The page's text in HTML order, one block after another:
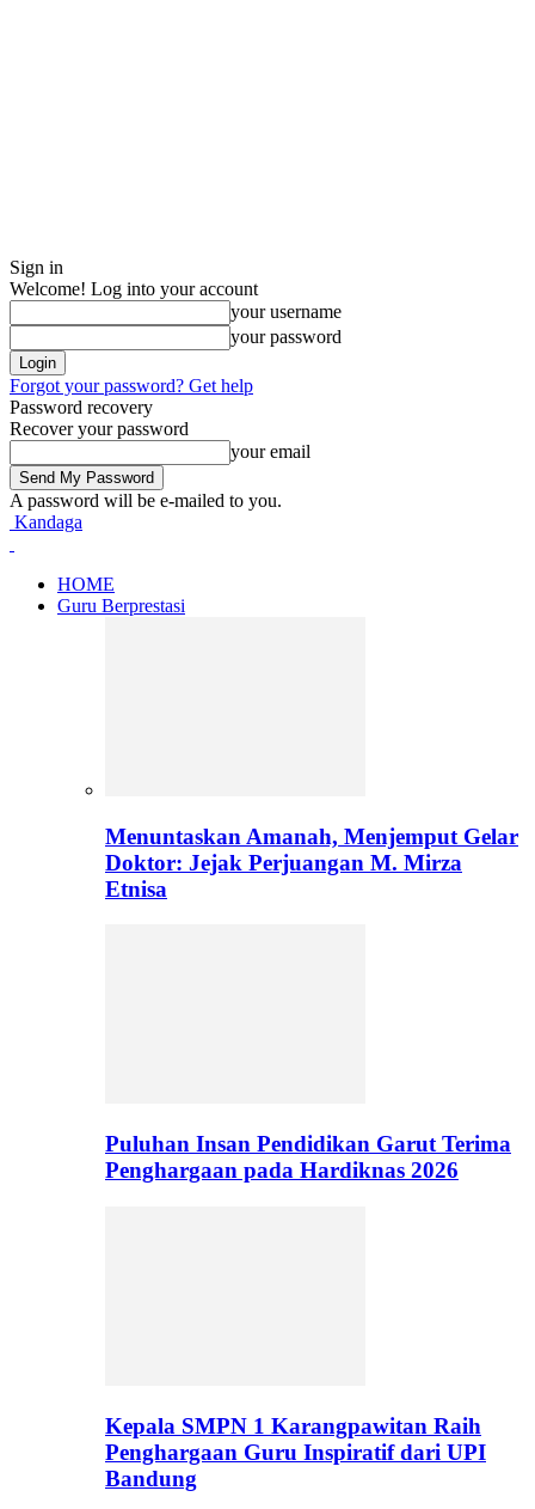
Sign in
Welcome! Log into your account
your username
your password
Forgot your password? Get help
Password recovery
Recover your password
your email
A password will be e-mailed to you.
Kandaga
HOME
Guru Berprestasi
Menuntaskan Amanah, Menjemput Gelar
Doktor: Jejak Perjuangan M. Mirza
Etnisa
Puluhan Insan Pendidikan Garut Terima
Penghargaan pada Hardiknas 2026
Kepala SMPN 1 Karangpawitan Raih
Penghargaan Guru Inspiratif dari UPI
Bandung